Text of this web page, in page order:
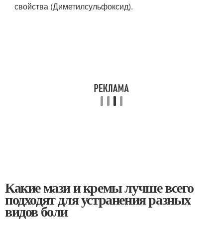
свойства (Диметилсульфоксид).
Какие мази и кремы лучше всего
подходят для устранения разных
видов боли